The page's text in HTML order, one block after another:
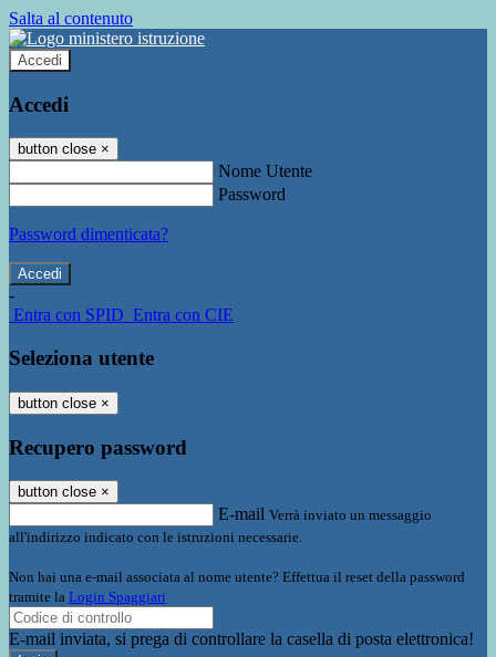
Salta al contenuto
Accedi
Accedi
button close ×
Nome Utente
Password
Password dimenticata?
-
Entra con SPID Entra con CIE
Seleziona utente
button close ×
Recupero password
button close ×
E-mail Verrà inviato un messaggio
all'indirizzo indicato con le istruzioni necessarie.
Non hai una e-mail associata al nome utente? Effettua il reset della password
tramite la Login Spaggiari
E-mail inviata, si prega di controllare la casella di posta elettronica!